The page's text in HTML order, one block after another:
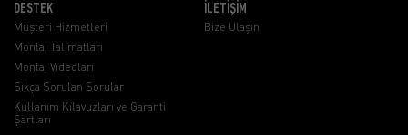
DESTEK
Müşteri Hizmetleri
Montaj Talimatları
Montaj Videoları
Sıkça Sorulan Sorular
Kullanım Kılavuzları ve Garanti
Şartları
İLETİŞİM
Bize Ulaşın